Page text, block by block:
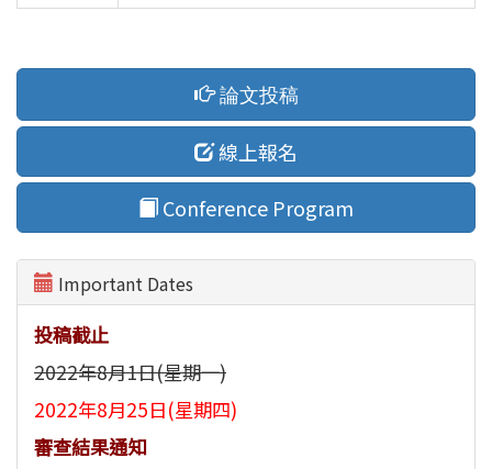
論文投稿
線上報名
Conference Program
Important Dates
投稿截止
2022年8月1日(星期一)
2022年8月25日(星期四)
審查結果通知